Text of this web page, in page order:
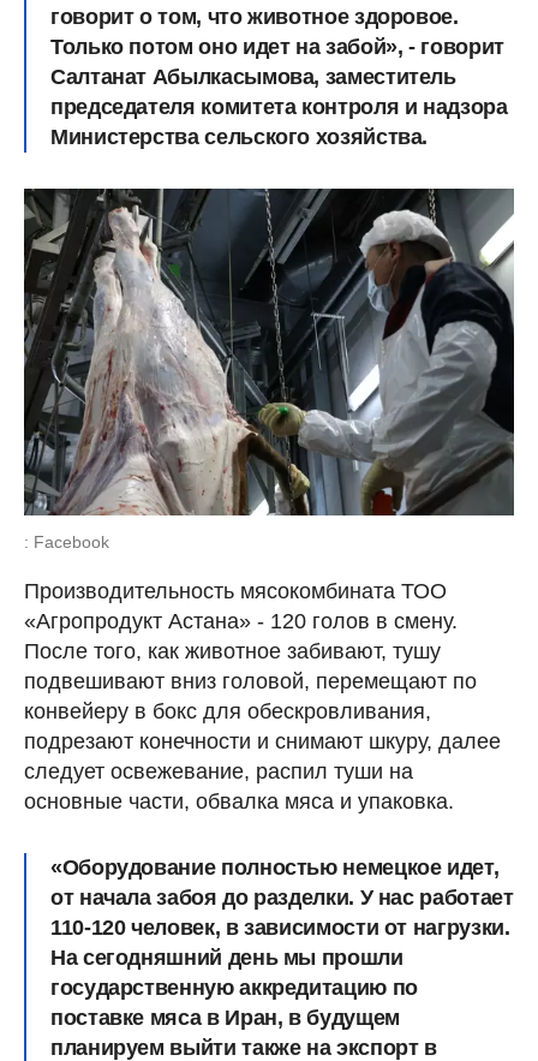
говорит о том, что животное здоровое.
Только потом оно идет на забой», - говорит
Салтанат Абылкасымова, заместитель
председателя комитета контроля и надзора
Министерства сельского хозяйства.
: Facebook
Производительность мясокомбината ТОО
«Агропродукт Астана» - 120 голов в смену.
После того, как животное забивают, тушу
подвешивают вниз головой, перемещают по
конвейеру в бокс для обескровливания,
подрезают конечности и снимают шкуру, далее
следует освежевание, распил туши на
основные части, обвалка мяса и упаковка.
«Оборудование полностью немецкое идет,
от начала забоя до разделки. У нас работает
110-120 человек, в зависимости от нагрузки.
На сегодняшний день мы прошли
государственную аккредитацию по
поставке мяса в Иран, в будущем
планируем выйти также на экспорт в